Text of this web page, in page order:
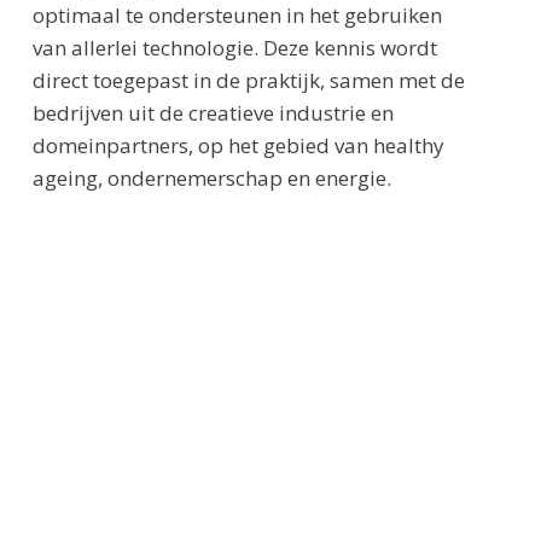
optimaal te ondersteunen in het gebruiken
van allerlei technologie. Deze kennis wordt
direct toegepast in de praktijk, samen met de
bedrijven uit de creatieve industrie en
domeinpartners, op het gebied van healthy
ageing, ondernemerschap en energie.